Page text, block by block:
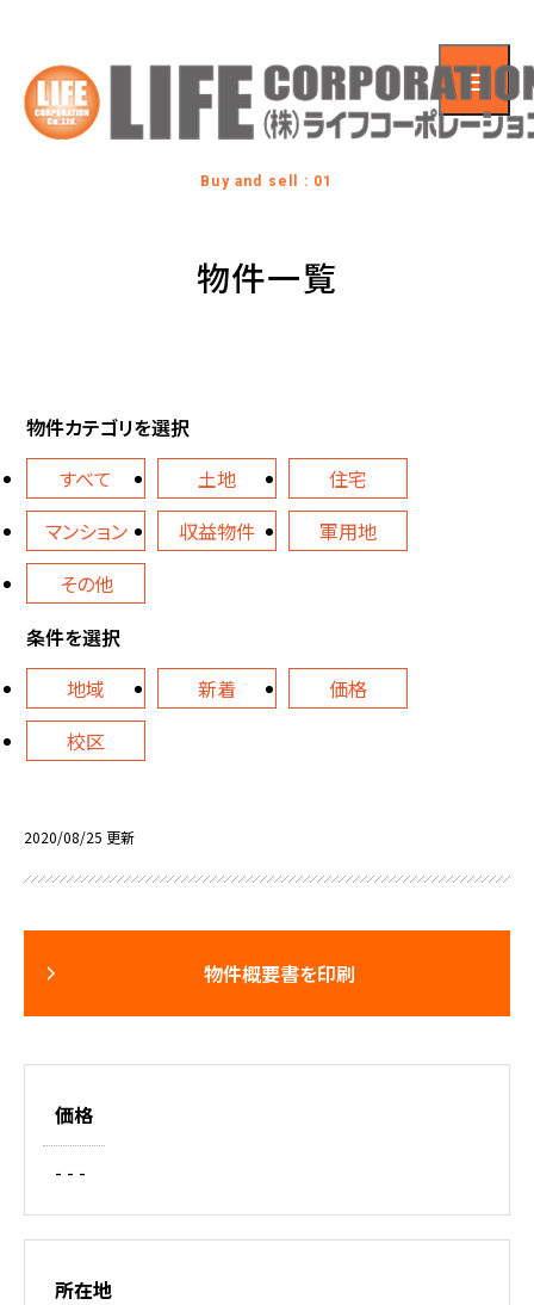
Buy and sell : 01
物件一覧
物件カテゴリを選択
すべて
土地
住宅
マンション
収益物件
軍用地
その他
条件を選択
地域
新着
価格
校区
2020/08/25 更新
物件概要書を印刷
価格
- - -
所在地